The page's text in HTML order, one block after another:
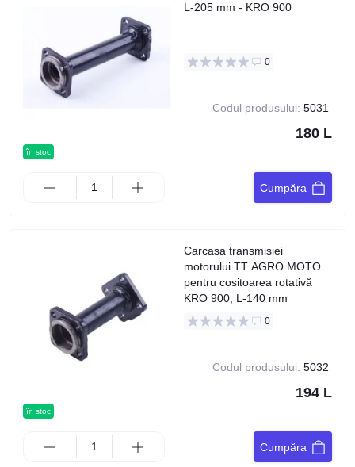
în stoc
L-205 mm - KRO 900
0
Codul produsului: 5031
180 L
Cumpăra
în stoc
Carcasa transmisiei
motorului TT AGRO MOTO
pentru cositoarea rotativă
KRO 900, L-140 mm
0
Codul produsului: 5032
194 L
Cumpăra